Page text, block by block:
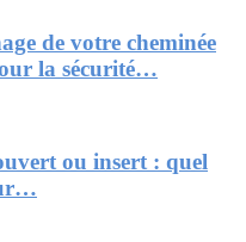
de votre cheminée
la sécurité…
ou insert : quel